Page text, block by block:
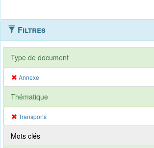
Filtres
Type de document
Annexe
Thématique
Transports
Mots clés